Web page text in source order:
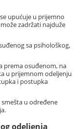
upućuje u prijemno
zadržati najduže
sa psihološkog,
prema osuđenom, na
u prijemnom odeljenju
i postupka
u određene
odeljenja